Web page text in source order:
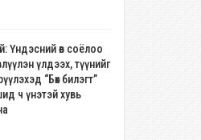
Үндэсний өв соёлоо
үлдээх, түүнийг
“Бөх билэгт”
ч үнэтэй хувь